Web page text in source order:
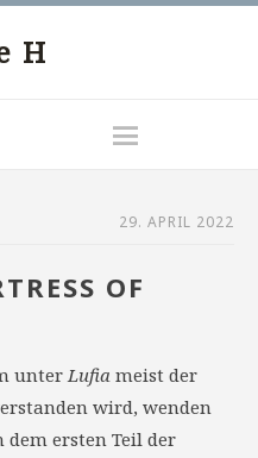
H
29. APRIL 2022
OF
unterLufia meist der
wird, wenden
ersten Teil der